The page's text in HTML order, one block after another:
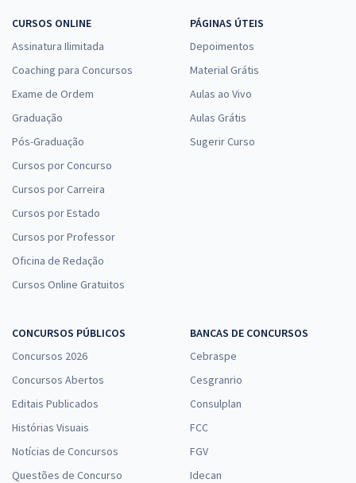
CURSOS ONLINE
Assinatura Ilimitada
Coaching para Concursos
Exame de Ordem
Graduação
Pós-Graduação
Cursos por Concurso
Cursos por Carreira
Cursos por Estado
Cursos por Professor
Oficina de Redação
Cursos Online Gratuitos
PÁGINAS ÚTEIS
Depoimentos
Material Grátis
Aulas ao Vivo
Aulas Grátis
Sugerir Curso
CONCURSOS PÚBLICOS
Concursos 2026
Concursos Abertos
Editais Publicados
Histórias Visuais
Notícias de Concursos
Questões de Concurso
BANCAS DE CONCURSOS
Cebraspe
Cesgranrio
Consulplan
FCC
FGV
Idecan